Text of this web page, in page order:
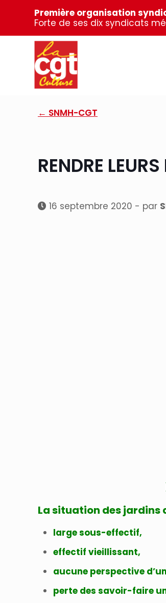
Première organisation
Forte de ses dix syndicats
← SNMH-CGT
RENDRE
16 septembre 2020 - par
La situation des
large sous-effectif,
effectif vieillissant,
aucune perspective
perte des savoir-faire